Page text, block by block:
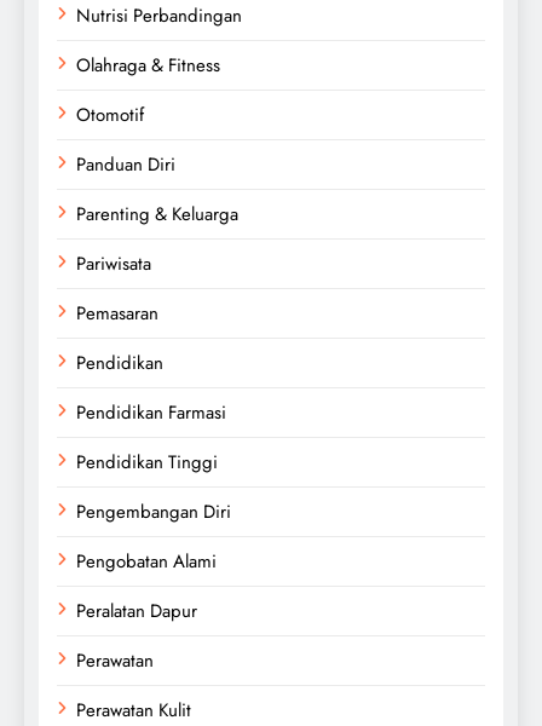
Nutrisi Perbandingan
Olahraga & Fitness
Otomotif
Panduan Diri
Parenting & Keluarga
Pariwisata
Pemasaran
Pendidikan
Pendidikan Farmasi
Pendidikan Tinggi
Pengembangan Diri
Pengobatan Alami
Peralatan Dapur
Perawatan
Perawatan Kulit